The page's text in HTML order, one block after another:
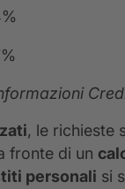
, le richieste
fronte di un
personali si